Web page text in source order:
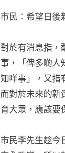
市民：希望日後
對於有消息指，
事，「俾多啲人
知咩事」，又指
而對於未來的新
育大眾，應該要
市民李先生趁今